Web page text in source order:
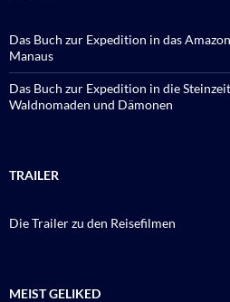
Das Buch zur Expedition in das
Manaus
Das Buch zur Expedition in die
Waldnomaden und Dämonen
TRAILER
Die Trailer zu den Reisefilmen
MEIST GELIKED